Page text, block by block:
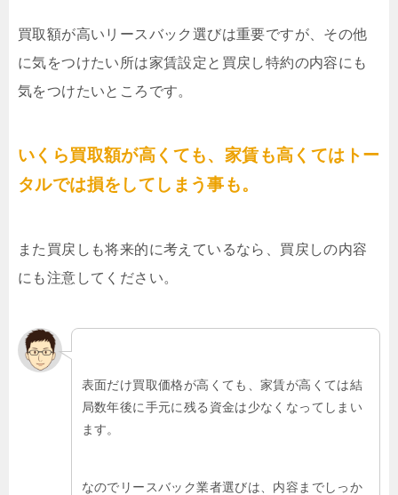
買取額が高いリースバック選びは重要ですが、その他
に気をつけたい所は家賃設定と買戻し特約の内容にも
気をつけたいところです。
いくら買取額が高くても、家賃も高くてはトー
タルでは損をしてしまう事も。
また買戻しも将来的に考えているなら、買戻しの内容
にも注意してください。
表面だけ買取価格が高くても、家賃が高くては結
局数年後に手元に残る資金は少なくなってしまい
ます。
なのでリースバック業者選びは、内容までしっか